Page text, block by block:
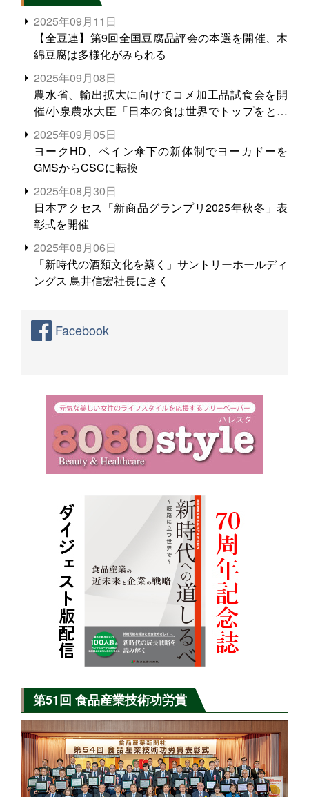
2025年09月11日
【全豆連】第9回全国豆腐品評会の本選を開催、木
綿豆腐は多様化がみられる
2025年09月08日
農水省、輸出拡大に向けてコメ加工品試食会を開
催/小泉農水大臣「日本の食は世界でトップをとれ
る。米増産に向けて、米輸出需要の拡大を」
2025年09月05日
ヨークHD、ベイン傘下の新体制でヨーカドーを
GMSからCSCに転換
2025年08月30日
日本アクセス「新商品グランプリ2025年秋冬」表
彰式を開催
2025年08月06日
「新時代の酒類文化を築く」サントリーホールディ
ングス 鳥井信宏社長にきく
Facebook
第51回 食品産業技術功労賞